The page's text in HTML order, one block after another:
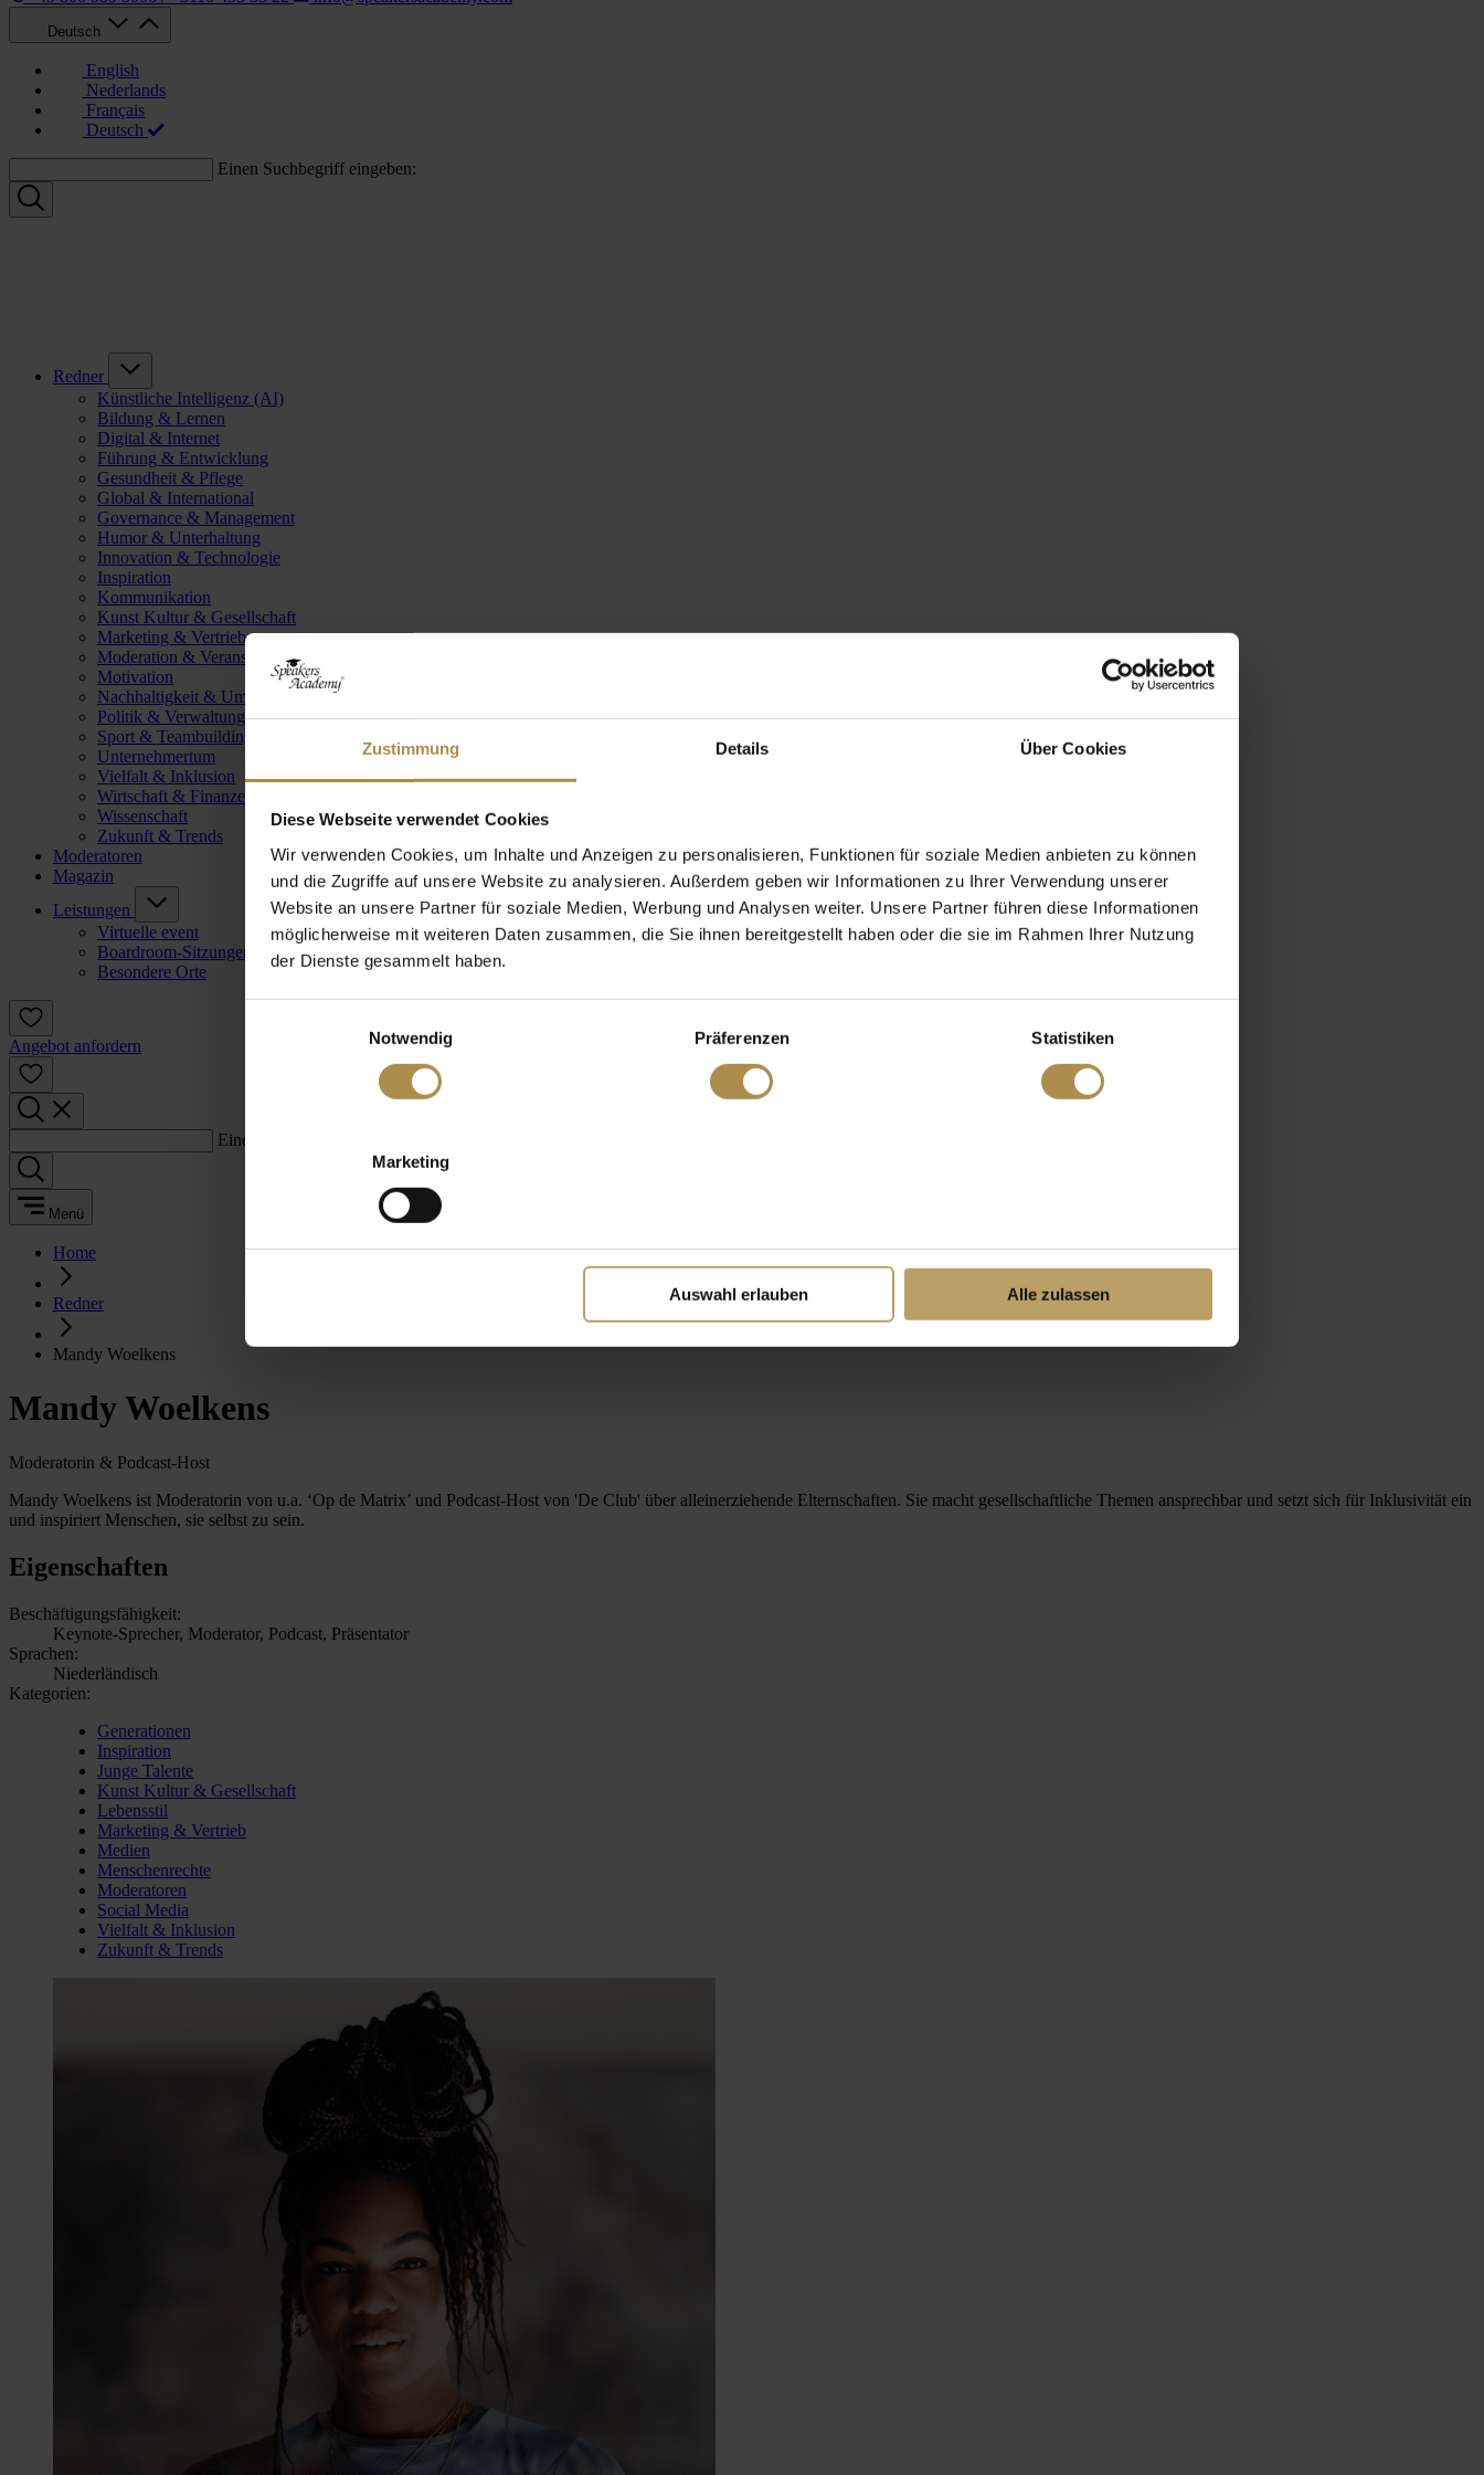
Zustimmung Details Über Cookies
Diese Webseite verwendet Cookies
Wir verwenden Cookies, um Inhalte und Anzeigen zu personalisieren, Funktionen für soziale Medien anbieten zu können
und die Zugriffe auf unsere Website zu analysieren. Außerdem geben wir Informationen zu Ihrer Verwendung unserer
Website an unsere Partner für soziale Medien, Werbung und Analysen weiter. Unsere Partner führen diese Informationen
möglicherweise mit weiteren Daten zusammen, die Sie ihnen bereitgestellt haben oder die sie im Rahmen Ihrer Nutzung
der Dienste gesammelt haben.
Notwendig
Präferenzen Statistiken
Marketing
Auswahl erlauben Alle zulassen
Deutsch
English
Nederlands
Français
Deutsch
Einen Suchbegriff eingeben:
Redner
Künstliche Intelligenz (AI)
Bildung & Lernen
Digital & Internet
Führung & Entwicklung
Gesundheit & Pflege
Global & International
Governance & Management
Humor & Unterhaltung
Innovation & Technologie
Inspiration
Kommunikation
Kunst Kultur & Gesellschaft
Marketing & Vertrieb
Moderation & Veranstaltungsleitung
Motivation
Nachhaltigkeit & Umwelt
Politik & Verwaltung
Sport & Teambuilding
Unternehmertum
Vielfalt & Inklusion
Wirtschaft & Finanzen
Wissenschaft
Zukunft & Trends
Moderatoren
Magazin
Leistungen
Virtuelle event
Boardroom-Sitzungen
Besondere Orte
Angebot anfordern
Einen Suchbegriff eingeben:
Menü
Home
Redner
Mandy Woelkens
Mandy Woelkens
Moderatorin & Podcast-Host
Mandy Woelkens ist Moderatorin von u.a. ‘Op de Matrix’ und Podcast-Host von 'De Club' über alleinerziehende Elternschaften. Sie macht gesellschaftliche Themen ansprechbar und setzt sich für Inklusivität ein
und inspiriert Menschen, sie selbst zu sein.
Eigenschaften
Beschäftigungsfähigkeit:
Keynote-Sprecher, Moderator, Podcast, Präsentator
Sprachen:
Niederländisch
Kategorien:
Generationen
Inspiration
Junge Talente
Kunst Kultur & Gesellschaft
Lebensstil
Marketing & Vertrieb
Medien
Menschenrechte
Moderatoren
Social Media
Vielfalt & Inklusion
Zukunft & Trends